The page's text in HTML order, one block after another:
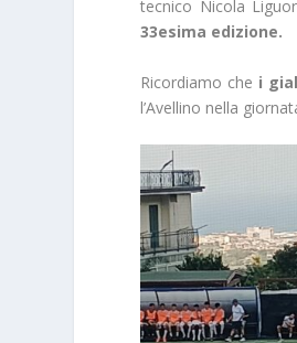
tecnico Nicola
33esima edizione.
Ricordiamo che i
l’Avellino nella